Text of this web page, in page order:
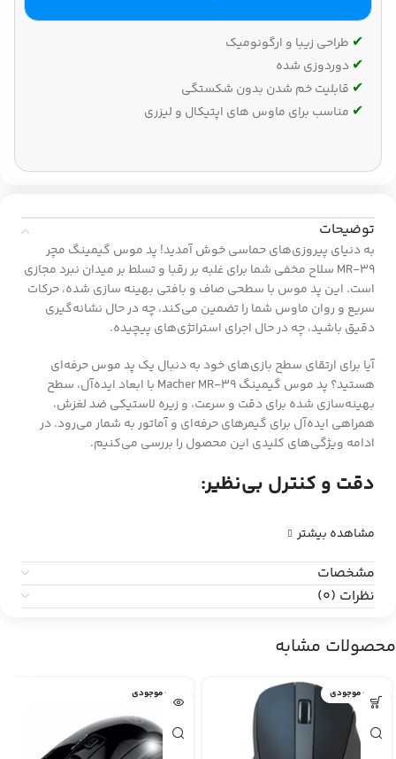
✔‌ طراحی زیبا و ارگونومیک
✔‌ دوردوزی شده
✔‌ قابلیت خم شدن بدون شکستگی
✔‌ مناسب برای ماوس های اپتیکال و لیزری
توضیحات
به دنیای پیروزی‌های حماسی خوش آمدید! پد موس گیمینگ مچر
MR-39 سلاح مخفی شما برای غلبه بر رقبا و تسلط بر میدان نبرد مجازی
است. این پد موس با سطحی صاف و بافتی بهینه سازی شده، حرکات
سریع و روان ماوس شما را تضمین می‌کند، چه در حال نشانه‌گیری
دقیق باشید، چه در حال اجرای استراتژی‌های پیچیده.
آیا برای ارتقای سطح بازی‌های خود به دنبال یک پد موس حرفه‌ای
هستید؟ پد موس گیمینگ Macher MR-39 با ابعاد ایده‌آل، سطح
بهینه‌سازی شده برای دقت و سرعت، و زیره لاستیکی ضد لغزش،
همراهی ایده‌آل برای گیمرهای حرفه‌ای و آماتور به شمار می‌رود. در
ادامه ویژگی‌های کلیدی این محصول را بررسی می‌کنیم.
دقت و کنترل بی‌نظیر:
مشاهده بیشتر
مشخصات
نظرات (0)
محصولات مشابه
اتمام موجودی اتمام موجودی